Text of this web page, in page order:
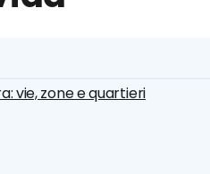
vie, zone e quartieri